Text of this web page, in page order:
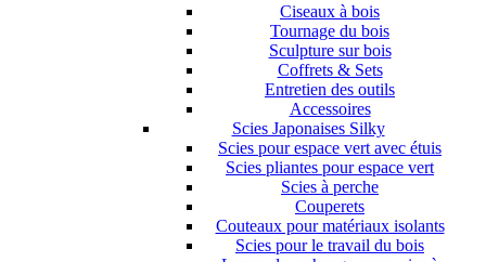
Ciseaux à bois
Tournage du bois
Sculpture sur bois
Coffrets & Sets
Entretien des outils
Accessoires
Scies Japonaises Silky
Scies pour espace vert avec étuis
Scies pliantes pour espace vert
Scies à perche
Couperets
Couteaux pour matériaux isolants
Scies pour le travail du bois